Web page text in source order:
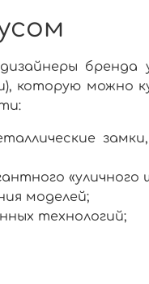
которую можно
«уличного
моделей;
технологий;